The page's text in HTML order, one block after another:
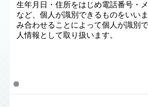
生年月日・住所をはじめ電話番号・
など、個人が識別できるものをいい
み合わせることによって個人が識別
人情報として取り扱います。